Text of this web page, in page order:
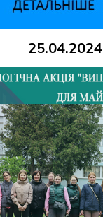
25.04.2024